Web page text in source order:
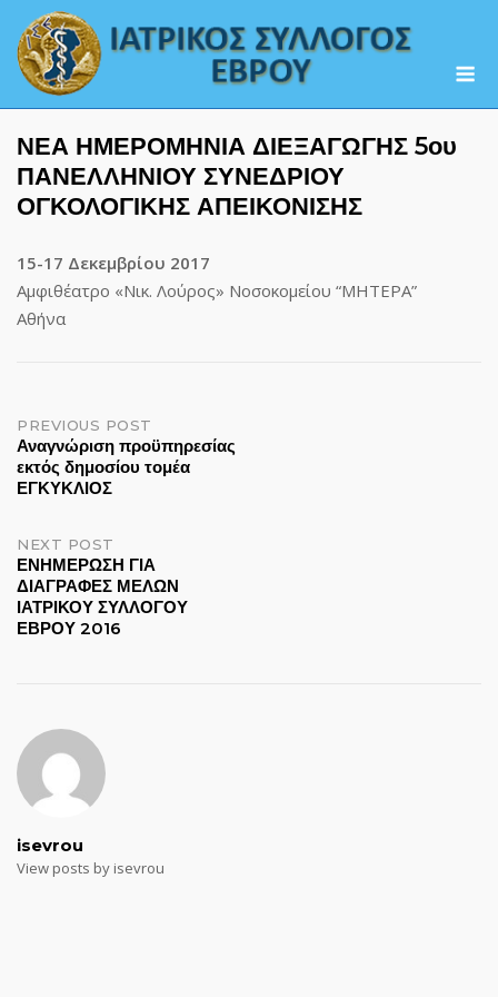
content
ΝΕΑ ΗΜΕΡΟΜΗΝΙΑ ΔΙΕΞΑΓΩΓΗΣ 5ου
ΠΑΝΕΛΛΗΝΙΟΥ ΣΥΝΕΔΡΙΟΥ
ΟΓΚΟΛΟΓΙΚΗΣ ΑΠΕΙΚΟΝΙΣΗΣ
15-17 Δεκεμβρίου 2017
Αμφιθέατρο «Νικ. Λούρος» Νοσοκομείου “ΜΗΤΕΡΑ”
Αθήνα
Post
navigation
PREVIOUS POST
Αναγνώριση προϋπηρεσίας
εκτός δημοσίου τομέα
ΕΓΚΥΚΛΙΟΣ
NEXT POST
ΕΝΗΜΕΡΩΣΗ ΓΙΑ
ΔΙΑΓΡΑΦΕΣ ΜΕΛΩΝ
ΙΑΤΡΙΚΟΥ ΣΥΛΛΟΓΟΥ
ΕΒΡΟΥ 2016
isevrou
View posts by isevrou